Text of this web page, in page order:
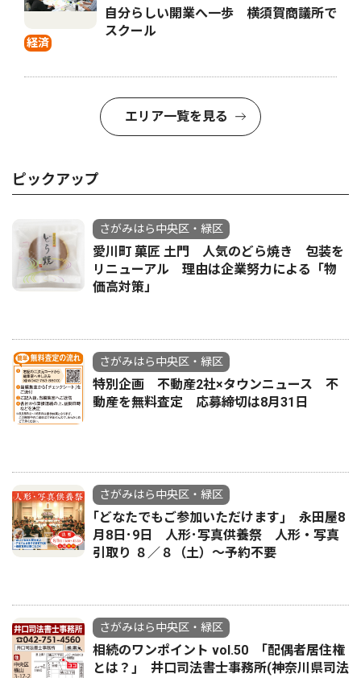
経済
自分らしい開業へ一歩 横須賀商議所で
スクール
エリア一覧を見る
ピックアップ
さがみはら中央区・緑区
愛川町 菓匠 土門 人気のどら焼き 包装を
リニューアル 理由は企業努力による「物
価高対策」
さがみはら中央区・緑区
特別企画 不動産2社×タウンニュース 不
動産を無料査定 応募締切は8月31日
さがみはら中央区・緑区
｢どなたでもご参加いただけます｣ 永田屋8
月8日･9日 人形･写真供養祭 人形・写真
引取り ８／８（土）〜予約不要
さがみはら中央区・緑区
相続のワンポイント vol.50 ｢配偶者居住権
とは？｣ 井口司法書士事務所(神奈川県司法